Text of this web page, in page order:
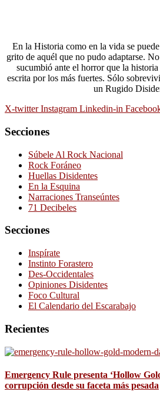
En la Historia como en la vida se
grito de aquél que no pudo adaptarse.
sucumbió ante el horror que la
escrita por los más fuertes. Sólo
un Rugido
X-twitter Instagram Linkedin-in
Secciones
Súbele Al Rock Nacional
Rock Foráneo
Huellas Disidentes
En la Esquina
Narraciones Transeúntes
71 Decibeles
Secciones
Inspírate
Instinto Forastero
Des-Occidentales
Opiniones Disidentes
Foco Cultural
El Calendario del Escarabajo
Recientes
Emergency Rule presenta ‘Hollow
corrupción desde su faceta más pesada